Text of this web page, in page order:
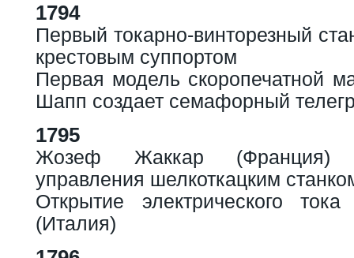
1794
Первый токарно-винторезный
крестовым суппортом
Первая модель скоропечатной
Шапп создает семафорный
1795
Жозеф Жаккар (Франция)
управления шелкоткацким
Открытие электрического
(Италия)